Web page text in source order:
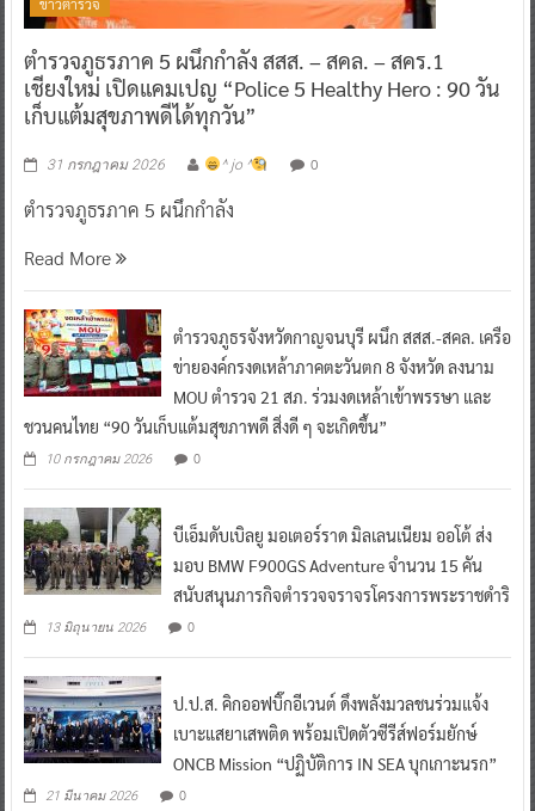
ตำรวจภูธรภาค 5 ผนึกกำลัง สสส. – สคล. – สคร.1
เชียงใหม่ เปิดแคมเปญ “Police 5 Healthy Hero : 90 วัน
เก็บแต้มสุขภาพดีได้ทุกวัน”
31 กรกฎาคม 2026 ^ jo ^ 0
ตำรวจภูธรภาค 5 ผนึกกำลัง
Read More
ตำรวจภูธรจังหวัดกาญจนบุรี ผนึก สสส.-สคล. เครือ
ข่ายองค์กรงดเหล้าภาคตะวันตก 8 จังหวัด ลงนาม
MOU ตำรวจ 21 สภ. ร่วมงดเหล้าเข้าพรรษา และ
ชวนคนไทย “90 วันเก็บแต้มสุขภาพดี สิ่งดี ๆ จะเกิดขึ้น”
10 กรกฎาคม 2026 0
บีเอ็มดับเบิลยู มอเตอร์ราด มิลเลนเนียม ออโต้ ส่ง
มอบ BMW F900GS Adventure จำนวน 15 คัน
สนับสนุนภารกิจตำรวจจราจรโครงการพระราชดำริ
13 มิถุนายน 2026 0
ป.ป.ส. คิกออฟบิ๊กอีเวนต์ ดึงพลังมวลชนร่วมแจ้ง
เบาะแสยาเสพติด พร้อมเปิดตัวซีรีส์ฟอร์มยักษ์
ONCB Mission “ปฏิบัติการ IN SEA บุกเกาะนรก”
21 มีนาคม 2026 0